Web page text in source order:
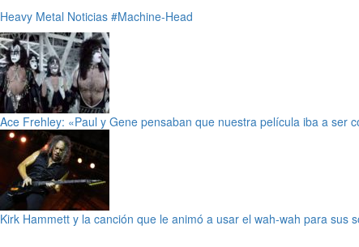
Heavy Metal Noticias #Machine-Head
Ace Frehley: «Paul y Gene pensaban que nuestra película iba a ser
Kirk Hammett y la canción que le animó a usar el wah-wah para sus